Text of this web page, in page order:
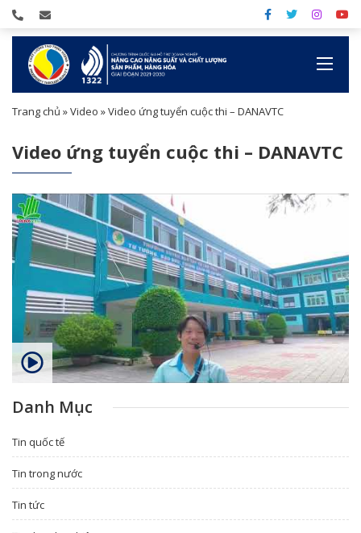
Trang chủ »Video »Video ứng tuyển cuộc thi – DANAVTC
Video ứng tuyển cuộc thi – DANAVTC
Danh Mục
Tin quốc tế
Tin trong nước
Tin tức